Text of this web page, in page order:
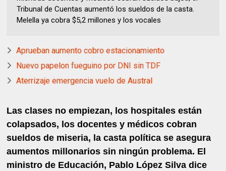
Tribunal de Cuentas aumentó los sueldos de la casta.
Melella ya cobra $5,2 millones y los vocales
Aprueban aumento cobro estacionamiento
Nuevo papelon fueguino por DNI sin TDF
Aterrizaje emergencia vuelo de Austral
Las clases no empiezan, los hospitales están
colapsados, los docentes y médicos cobran
sueldos de miseria, la casta política se asegura
aumentos millonarios sin ningún problema. El
ministro de Educación, Pablo López Silva dice